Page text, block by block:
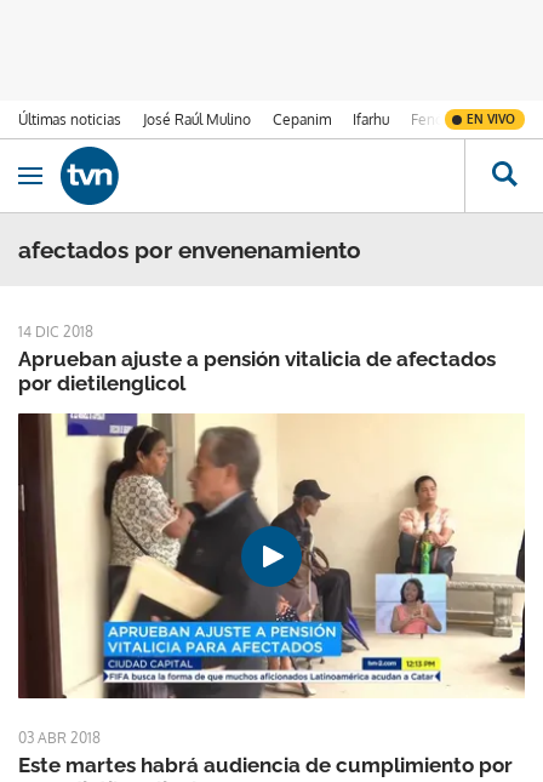
Últimas noticias José Raúl Mulino Cepanim Ifarhu Fenómeno de El
EN VIVO
Ir al contenido
Obrir navegació
afectados por envenenamiento
14 DIC 2018
Aprueban ajuste a pensión vitalicia de afectados
por dietilenglicol
03 ABR 2018
Este martes habrá audiencia de cumplimiento por